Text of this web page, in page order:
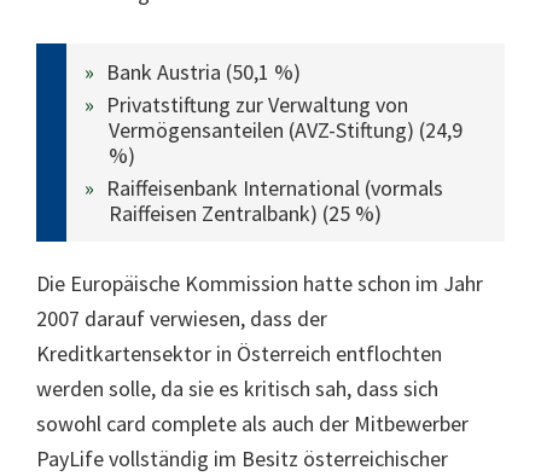
Bank Austria (50,1 %)
Privatstiftung zur Verwaltung von
Vermögensanteilen (AVZ-Stiftung) (24,9
%)
Raiffeisenbank International (vormals
Raiffeisen Zentralbank) (25 %)
Die Europäische Kommission hatte schon im Jahr
2007 darauf verwiesen, dass der
Kreditkartensektor in Österreich entflochten
werden solle, da sie es kritisch sah, dass sich
sowohl card complete als auch der Mitbewerber
PayLife vollständig im Besitz österreichischer